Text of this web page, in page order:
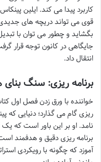
کاربرد پیدا می کند. ایلین
قوی می تواند دریچه های
بگشاید و چطور می توان با
جایگاهی در کانون توجه قرار
انتقال داد.
برنامه ریزی: سنگ بنای
خواننده با ورق زدن فصل اول
ریزی گام می گذارد؛ دنیایی که
نامد. او بر این باور است که یک
برنامه ریزی دقیق و هدفمند
آموزد که چگونه با رویکردی